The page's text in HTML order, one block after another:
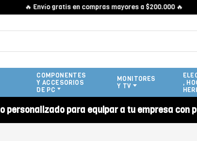
🔥 Envío gratis en compras mayores a $200.000 🔥
COMPONENTES
Y ACCESORIOS
DE PC
MONITORES
Y TV
,
personalizado para equipar a tu empresa con